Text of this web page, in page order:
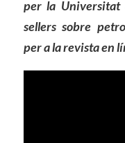
per la
sellers sobre
per a la revista en